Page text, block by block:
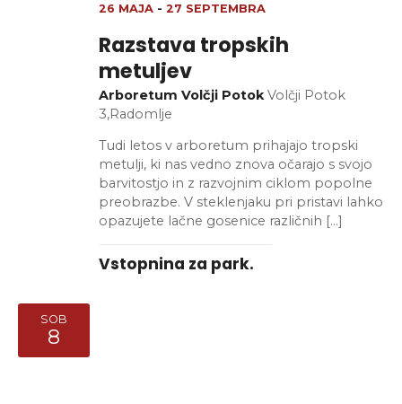
Razstava tropskih
metuljev
26 MAJA - 27 SEPTEMBRA
Arboretum Volčji PotokVolčji Potok
3,Radomlje
Tudi letos v arboretum prihajajo tropski
metulji, ki nas vedno znova očarajo s svojo
barvitostjo in z razvojnim ciklom popolne
preobrazbe. V steklenjaku pri pristavi lahko
opazujete lačne gosenice različnih […]
Vstopnina za park.
SOB
8